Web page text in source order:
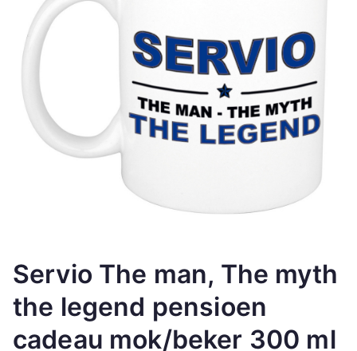
Servio The man, The myth
the legend pensioen
cadeau mok/beker 300 ml